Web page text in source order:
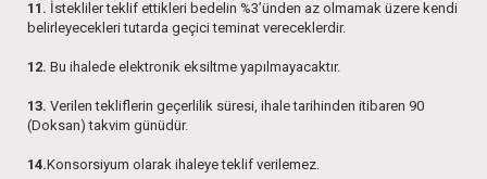
11. İstekliler teklif ettikleri bedelin %3’ünden az olmamak üzere kendi
belirleyecekleri tutarda geçici teminat vereceklerdir.
12. Bu ihalede elektronik eksiltme yapılmayacaktır.
13. Verilen tekliflerin geçerlilik süresi, ihale tarihinden itibaren 90
(Doksan) takvim günüdür.
14.Konsorsiyum olarak ihaleye teklif verilemez.